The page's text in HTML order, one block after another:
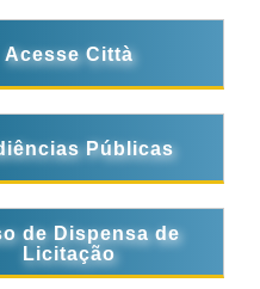
Acesse Città
Públicas
de Dispensa de
Licitação